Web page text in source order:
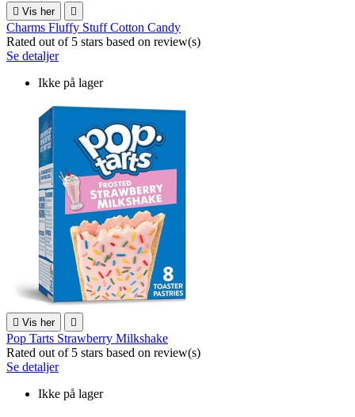
 Vis her 
Charms Fluffy Stuff Cotton Candy
Rated out of 5 stars based on review(s)
Se detaljer
Ikke på lager
 Vis her 
Pop Tarts Strawberry Milkshake
Rated out of 5 stars based on review(s)
Se detaljer
Ikke på lager